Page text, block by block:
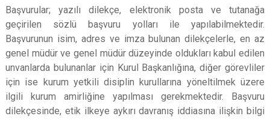
Başvurular; yazılı dilekçe, elektronik posta ve tutanağa
geçirilen sözlü başvuru yolları ile yapılabilmektedir.
Başvurunun isim, adres ve imza bulunan dilekçelerle, en az
genel müdür ve genel müdür düzeyinde oldukları kabul edilen
unvanlarda bulunanlar için Kurul Başkanlığına, diğer görevliler
için ise kurum yetkili disiplin kurullarına yöneltilmek üzere
ilgili kurum amirliğine yapılması gerekmektedir. Başvuru
dilekçesinde, etik ilkeye aykırı davranış iddiasına ilişkin bilgi